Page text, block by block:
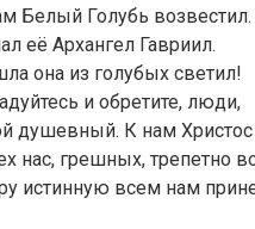
Белый Голубь возвестил.
её Архангел Гавриил.
она из голубых светил!
и обретите, люди,
душевный. К нам Христос
нас, грешных, трепетно
истинную всем нам